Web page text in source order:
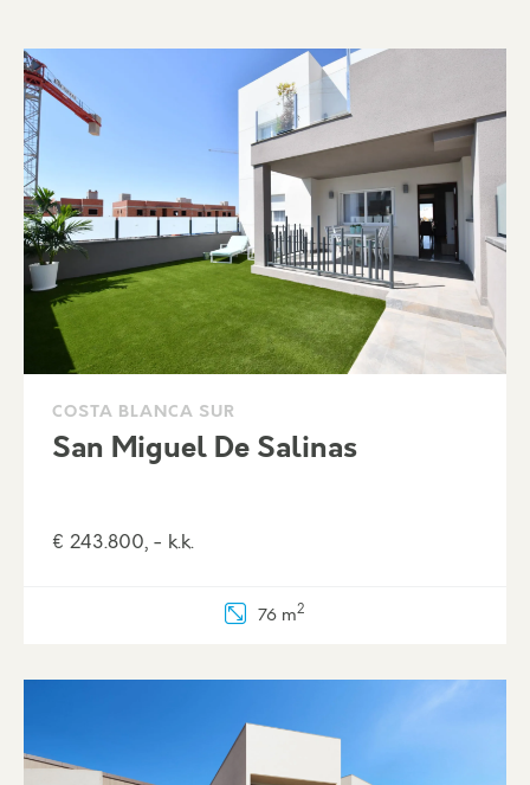
COSTA BLANCA SUR
San Miguel De Salinas
€ 243.800, - k.k.
76 m2